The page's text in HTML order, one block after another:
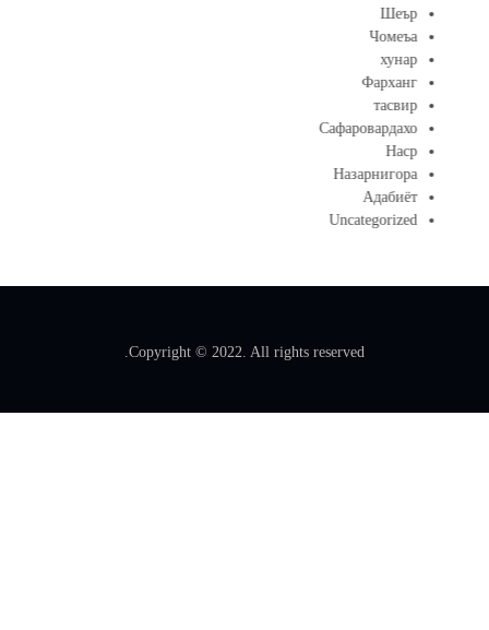
Шеър
Чомеъа
хунар
Фарханг
тасвир
Сафаровардахо
Наср
Назарнигора
Адабиёт
Uncategorized
Copyright © 2022. All rights reserved.